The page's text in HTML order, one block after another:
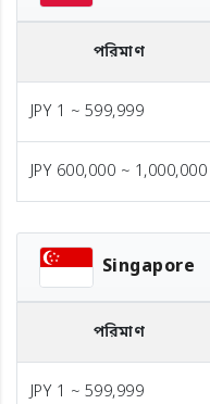
পরিমাণ
JPY 1 ~ 599,999
JPY 600,000 ~ 1,000,000
Singapore
পরিমাণ
JPY 1 ~ 599,999